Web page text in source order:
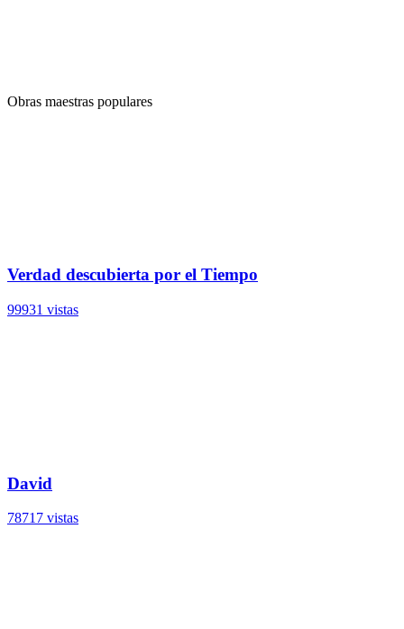
Obras maestras populares
Verdad descubierta por el Tiempo
99931 vistas
David
78717 vistas